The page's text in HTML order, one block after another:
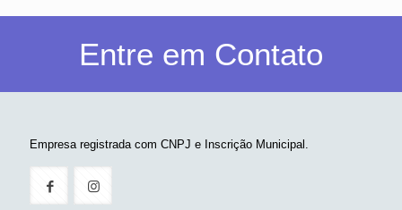
Entre em Contato
Empresa registrada com CNPJ e Inscrição Municipal.